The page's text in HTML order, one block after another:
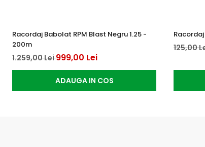
Racordaj Babolat RPM Blast Negru 1.25 -
200m
1.259,00 Lei999,00 Lei
ADAUGA IN COS
125,00